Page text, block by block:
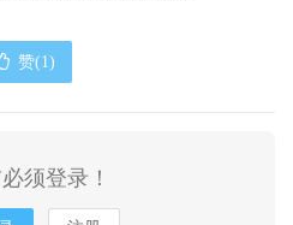
赞(1)
须登录！